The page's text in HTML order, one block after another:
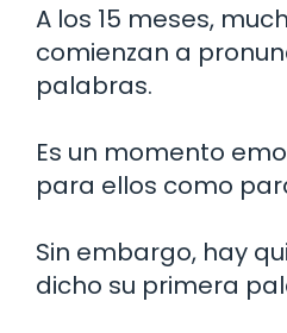
A los 15 meses,
comienzan a
palabras.
Es un momento
para ellos como
Sin embargo, hay
dicho su primera